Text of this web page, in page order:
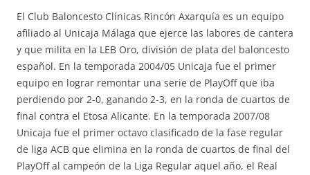
El Club Baloncesto Clínicas Rincón Axarquía es un equipo
afiliado al Unicaja Málaga que ejerce las labores de cantera
y que milita en la LEB Oro, división de plata del baloncesto
español. En la temporada 2004/05 Unicaja fue el primer
equipo en lograr remontar una serie de PlayOff que iba
perdiendo por 2-0, ganando 2-3, en la ronda de cuartos de
final contra el Etosa Alicante. En la temporada 2007/08
Unicaja fue el primer octavo clasificado de la fase regular
de liga ACB que elimina en la ronda de cuartos de final del
PlayOff al campeón de la Liga Regular aquel año, el Real